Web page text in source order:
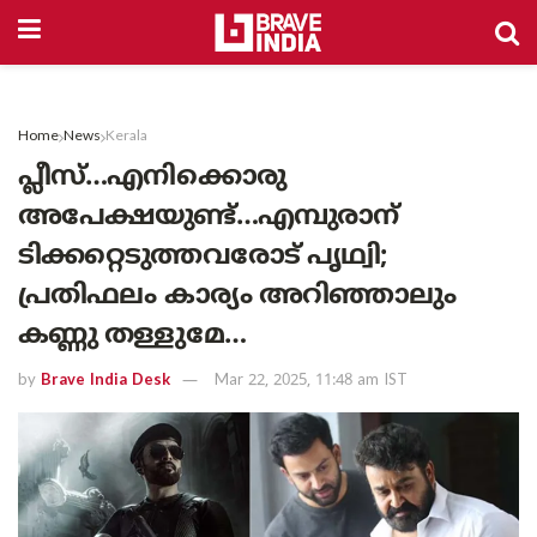
Home News Kerala
പ്ലീസ്…എനിക്കൊരു
അപേക്ഷയുണ്ട്…എമ്പുരാന്
ടിക്കറ്റെടുത്തവരോട് പൃഥ്വി;
പ്രതിഫലം കാര്യം അറിഞ്ഞാലും
കണ്ണു തള്ളുമേ…
by Brave India Desk Mar 22, 2025, 11:48 am IST